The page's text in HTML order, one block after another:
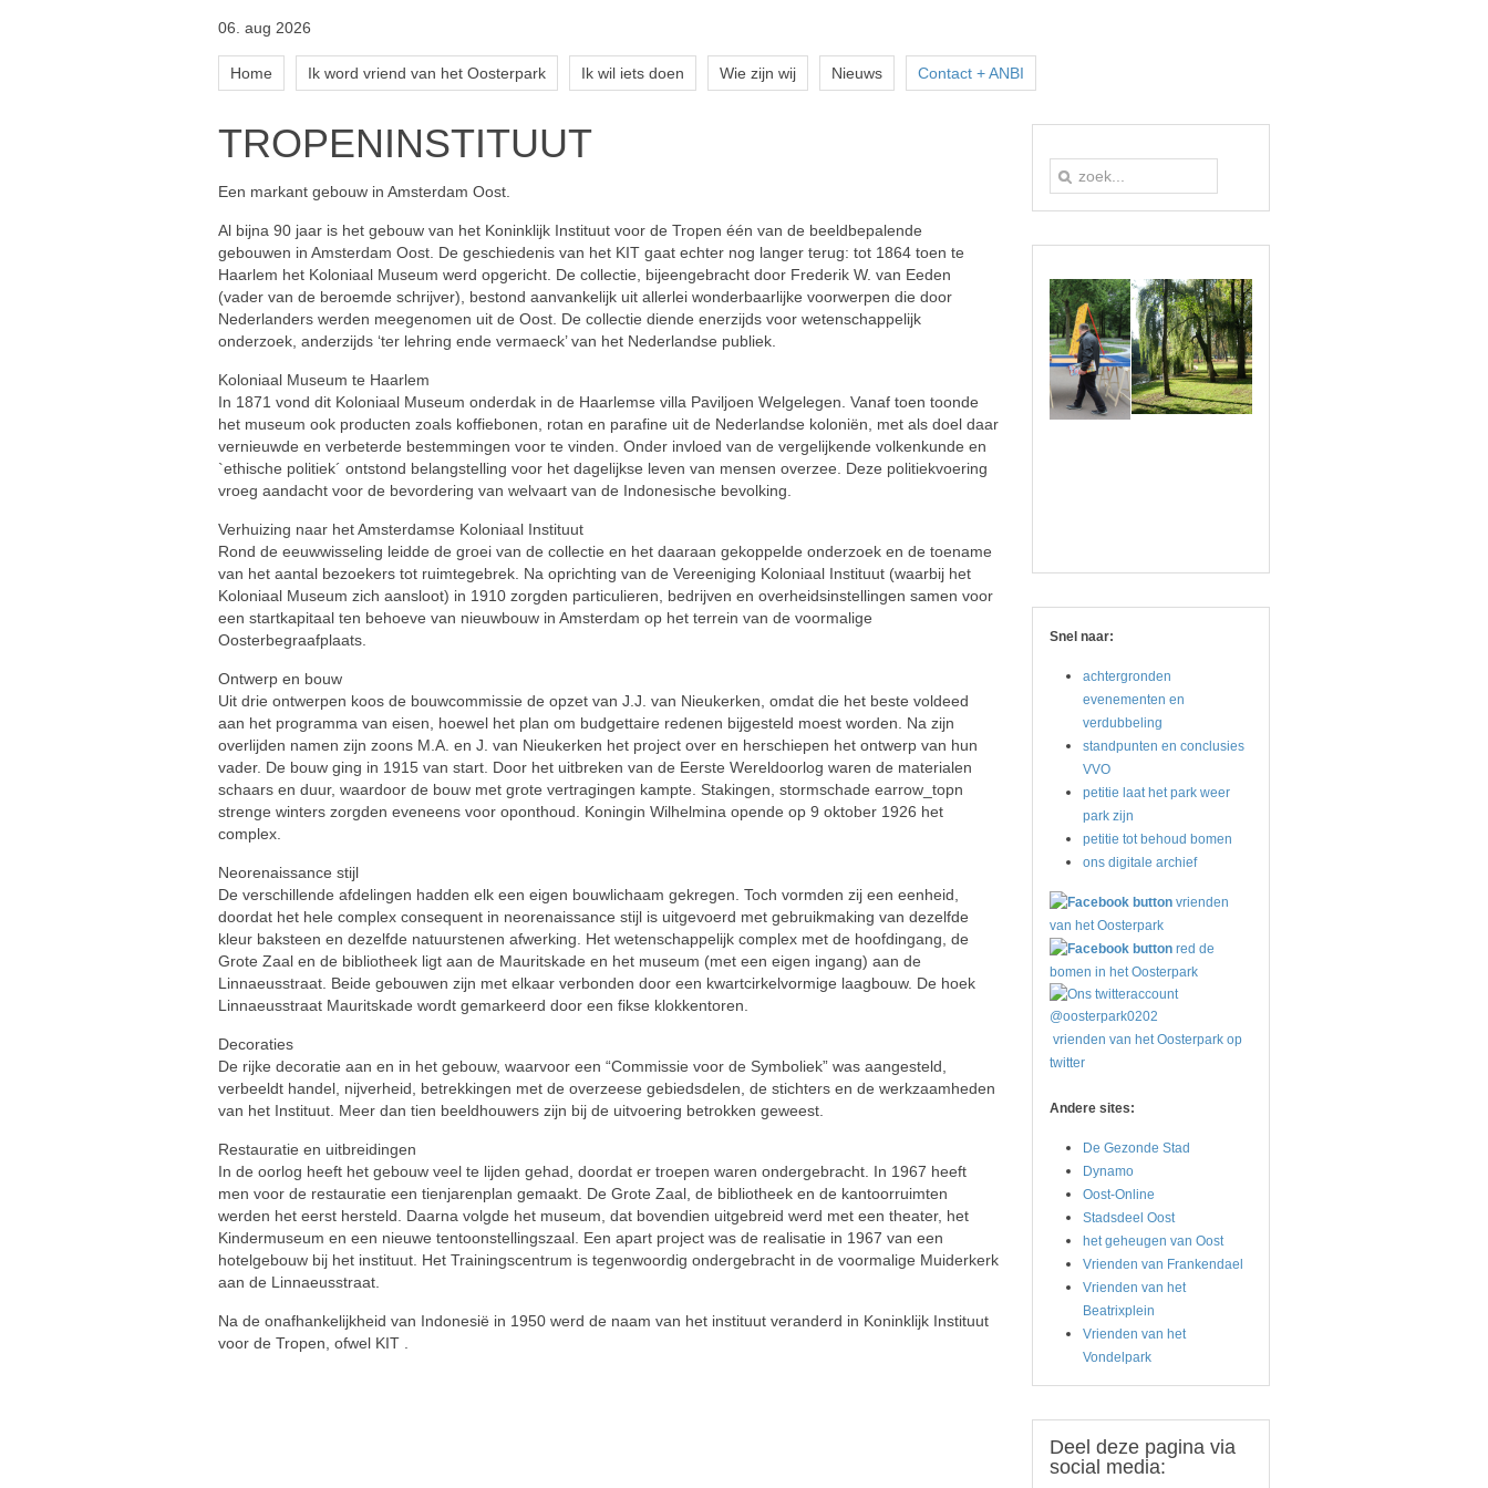
06. aug 2026
Home Ik word vriend van het Oosterpark Ik wil iets doen Wie zijn wij Nieuws Contact + ANBI
TROPENINSTITUUT
Een markant gebouw in Amsterdam Oost.
Al bijna 90 jaar is het gebouw van het Koninklijk Instituut voor de Tropen één van de beeldbepalende
gebouwen in Amsterdam Oost. De geschiedenis van het KIT gaat echter nog langer terug: tot 1864 toen te
Haarlem het Koloniaal Museum werd opgericht. De collectie, bijeengebracht door Frederik W. van Eeden
(vader van de beroemde schrijver), bestond aanvankelijk uit allerlei wonderbaarlijke voorwerpen die door
Nederlanders werden meegenomen uit de Oost. De collectie diende enerzijds voor wetenschappelijk
onderzoek, anderzijds ‘ter lehring ende vermaeck’ van het Nederlandse publiek.
Koloniaal Museum te Haarlem
In 1871 vond dit Koloniaal Museum onderdak in de Haarlemse villa Paviljoen Welgelegen. Vanaf toen toonde
het museum ook producten zoals koffiebonen, rotan en parafine uit de Nederlandse koloniën, met als doel daar
vernieuwde en verbeterde bestemmingen voor te vinden. Onder invloed van de vergelijkende volkenkunde en
`ethische politiek´ ontstond belangstelling voor het dagelijkse leven van mensen overzee. Deze politiekvoering
vroeg aandacht voor de bevordering van welvaart van de Indonesische bevolking.
Verhuizing naar het Amsterdamse Koloniaal Instituut
Rond de eeuwwisseling leidde de groei van de collectie en het daaraan gekoppelde onderzoek en de toename
van het aantal bezoekers tot ruimtegebrek. Na oprichting van de Vereeniging Koloniaal Instituut (waarbij het
Koloniaal Museum zich aansloot) in 1910 zorgden particulieren, bedrijven en overheidsinstellingen samen voor
een startkapitaal ten behoeve van nieuwbouw in Amsterdam op het terrein van de voormalige
Oosterbegraafplaats.
Ontwerp en bouw
Uit drie ontwerpen koos de bouwcommissie de opzet van J.J. van Nieukerken, omdat die het beste voldeed
aan het programma van eisen, hoewel het plan om budgettaire redenen bijgesteld moest worden. Na zijn
overlijden namen zijn zoons M.A. en J. van Nieukerken het project over en herschiepen het ontwerp van hun
vader. De bouw ging in 1915 van start. Door het uitbreken van de Eerste Wereldoorlog waren de materialen
schaars en duur, waardoor de bouw met grote vertragingen kampte. Stakingen, stormschade earrow_topn
strenge winters zorgden eveneens voor oponthoud. Koningin Wilhelmina opende op 9 oktober 1926 het
complex.
Neorenaissance stijl
De verschillende afdelingen hadden elk een eigen bouwlichaam gekregen. Toch vormden zij een eenheid,
doordat het hele complex consequent in neorenaissance stijl is uitgevoerd met gebruikmaking van dezelfde
kleur baksteen en dezelfde natuurstenen afwerking. Het wetenschappelijk complex met de hoofdingang, de
Grote Zaal en de bibliotheek ligt aan de Mauritskade en het museum (met een eigen ingang) aan de
Linnaeusstraat. Beide gebouwen zijn met elkaar verbonden door een kwartcirkelvormige laagbouw. De hoek
Linnaeusstraat Mauritskade wordt gemarkeerd door een fikse klokkentoren.
Decoraties
De rijke decoratie aan en in het gebouw, waarvoor een “Commissie voor de Symboliek” was aangesteld,
verbeeldt handel, nijverheid, betrekkingen met de overzeese gebiedsdelen, de stichters en de werkzaamheden
van het Instituut. Meer dan tien beeldhouwers zijn bij de uitvoering betrokken geweest.
Restauratie en uitbreidingen
In de oorlog heeft het gebouw veel te lijden gehad, doordat er troepen waren ondergebracht. In 1967 heeft
men voor de restauratie een tienjarenplan gemaakt. De Grote Zaal, de bibliotheek en de kantoorruimten
werden het eerst hersteld. Daarna volgde het museum, dat bovendien uitgebreid werd met een theater, het
Kindermuseum en een nieuwe tentoonstellingszaal. Een apart project was de realisatie in 1967 van een
hotelgebouw bij het instituut. Het Trainingscentrum is tegenwoordig ondergebracht in de voormalige Muiderkerk
aan de Linnaeusstraat.
Na de onafhankelijkheid van Indonesië in 1950 werd de naam van het instituut veranderd in Koninklijk Instituut
voor de Tropen, ofwel KIT .
Snel naar:
achtergronden
evenementen en
verdubbeling
standpunten en conclusies
VVO
petitie laat het park weer
park zijn
petitie tot behoud bomen
ons digitale archief
vrienden
van het Oosterpark
red de
bomen in het Oosterpark
vrienden van het Oosterpark op
twitter
Andere sites:
De Gezonde Stad
Dynamo
Oost-Online
Stadsdeel Oost
het geheugen van Oost
Vrienden van Frankendael
Vrienden van het
Beatrixplein
Vrienden van het
Vondelpark
Deel deze pagina via
social media: